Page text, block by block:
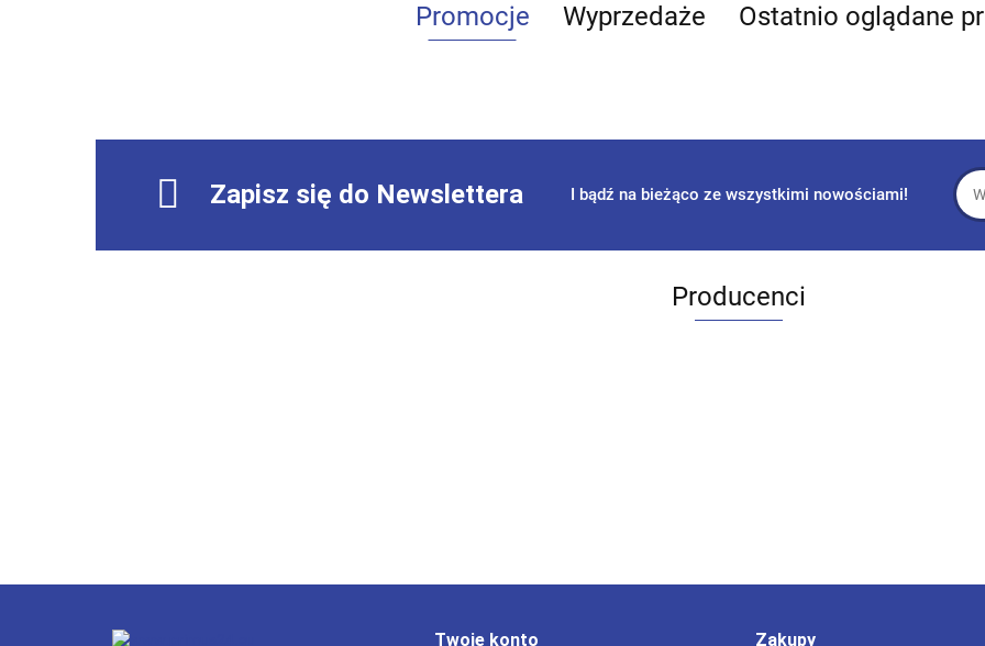
Promocje Wyprzedaże Ostatnio oglądane
Zapisz się do Newslettera I bądź na bieżąco ze wszystkimi nowościami!
Producenci
Twoje konto Zakupy